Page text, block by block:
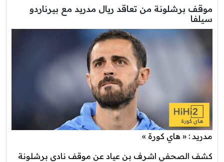
موقف برشلونة من تعاقد ريال مدريد مع بيرناردو
سيلفا
مدريد : « هاي كورة »
كشف الصحفي اشرف بن عياد عن موقف نادي برشلونة